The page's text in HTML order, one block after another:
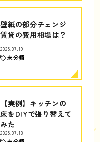
壁紙の部分チェンジ
賃貸の費用相場は？
2025.07.19
未分類
【実例】キッチンの
床をDIYで張り替えて
みた
2025.07.18